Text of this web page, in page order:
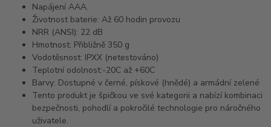
Napájení AAA.
Životnost baterie: Až 60 hodin provozu
NRR (ANSI): 22 dB
Hmotnost: Přibližně 350 g
Vodotěsnost: IPXX (netestováno)
Teplotní odolnost:-20C až +60C
Barvy: Dostupné v černé, pískové (hnědé) a armádní zelené
Tento produkt je špičkou ve své kategorii a nabízí kombinaci
bezpečnosti, pohodlí a pokročilé technologie pro náročného
uživatele.